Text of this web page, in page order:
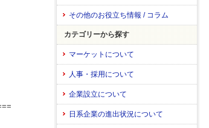
その他のお役立ち情報 / コラム
カテゴリーから探す
マーケットについて
人事・採用について
企業設立について
日系企業の進出状況について